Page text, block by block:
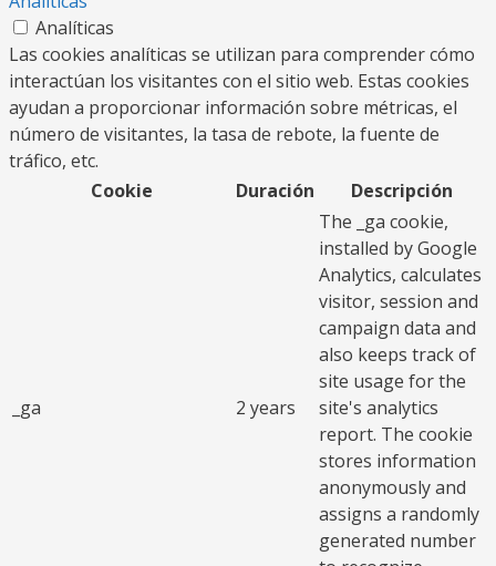
Analíticas
Las cookies analíticas se utilizan para comprender cómo
interactúan los visitantes con el sitio web. Estas cookies
ayudan a proporcionar información sobre métricas, el
número de visitantes, la tasa de rebote, la fuente de
tráfico, etc.
Cookie
Duración Descripción
_ga 2 years
The _ga cookie,
installed by Google
Analytics, calculates
visitor, session and
campaign data and
also keeps track of
site usage for the
site's analytics
report. The cookie
stores information
anonymously and
assigns a randomly
generated number